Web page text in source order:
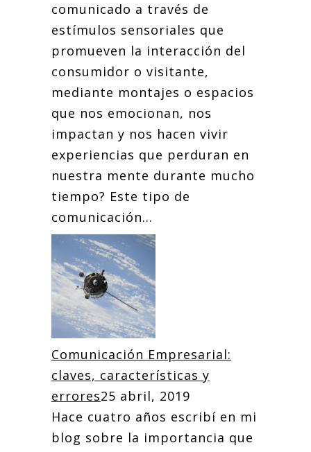
comunicado a través de
estímulos sensoriales que
promueven la interacción del
consumidor o visitante,
mediante montajes o espacios
que nos emocionan, nos
impactan y nos hacen vivir
experiencias que perduran en
nuestra mente durante mucho
tiempo? Este tipo de
comunicación...
Comunicación Empresarial:
claves, características y
errores25 abril, 2019
Hace cuatro años escribí en mi
blog sobre la importancia que